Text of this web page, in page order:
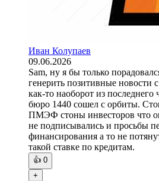
Иван Колупаев
09.06.2026
Sam, ну я бы только
генерить позитивные новости
как-то наоборот из последнего
бюро 1440 сошел с орбиты.
ПМЭФ стоны инвесторов что
не подписывались и просьбы
финансирования а то не
такой ставке по кредитам.
👍 0
+